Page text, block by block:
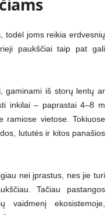
todėl joms reikia erdvesnių
paukščiai taip pat gali
gaminami iš storų lentų ar
inkilai – paprastai 4–8 m
ramiose vietose. Tokiuose
lututės ir kitos panašios
nei įprastus, nes jie turi
Tačiau pastangos
ekosistemoje,